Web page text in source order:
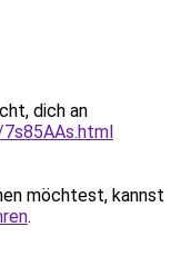
dich an
möchtest, kannst
.